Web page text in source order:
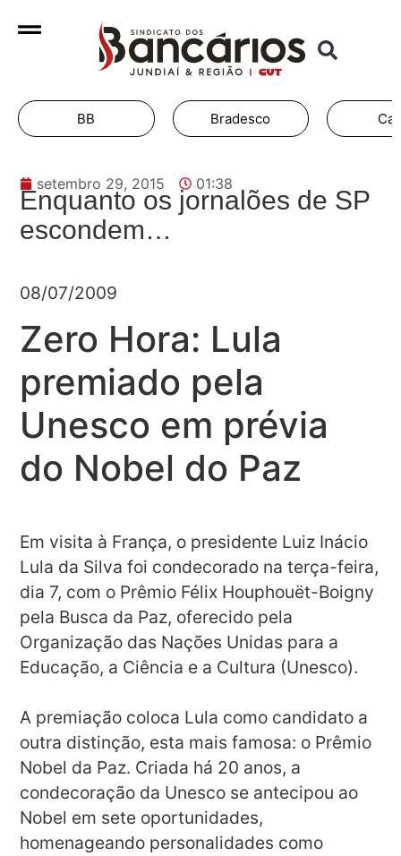
BB Bradesco
setembro 29, 2015 01:38
Enquanto os jornalões de SP
escondem…
08/07/2009
Zero Hora: Lula
premiado pela
Unesco em prévia
do Nobel do Paz
Em visita à França, o presidente Luiz Inácio
Lula da Silva foi condecorado na terça-feira,
dia 7, com o Prêmio Félix Houphouët-Boigny
pela Busca da Paz, oferecido pela
Organização das Nações Unidas para a
Educação, a Ciência e a Cultura (Unesco).
A premiação coloca Lula como candidato a
outra distinção, esta mais famosa: o Prêmio
Nobel da Paz. Criada há 20 anos, a
condecoração da Unesco se antecipou ao
Nobel em sete oportunidades,
homenageando personalidades como